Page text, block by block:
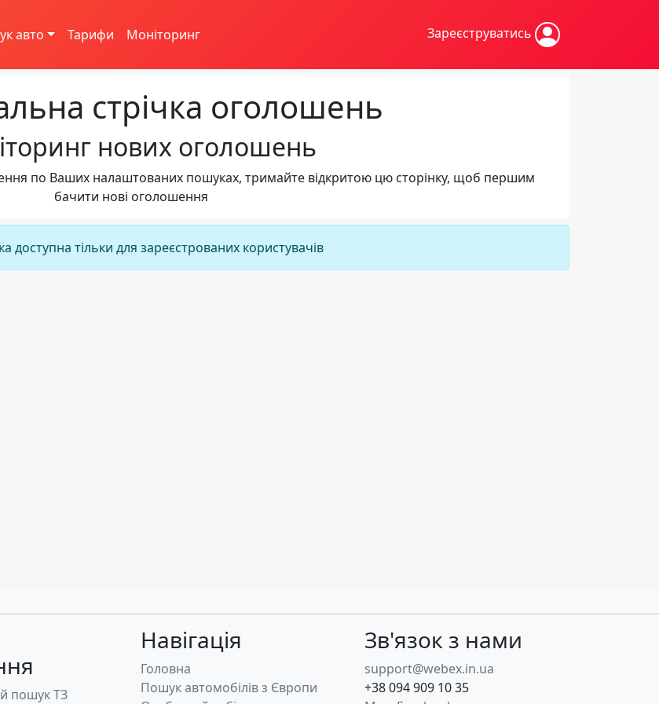
авто Тарифи Моніторинг Зареєструватись
стрічка оголошень
нових оголошень
по Ваших налаштованих пошуках, тримайте відкритою цю сторінку, щоб першим
бачити нові оголошення
доступна тільки для зареєстрованих користувачів
пошук ТЗ
Навігація
Головна
Пошук автомобілів з Європи
Зв'язок з нами
support@webex.in.ua
+38 094 909 10 35